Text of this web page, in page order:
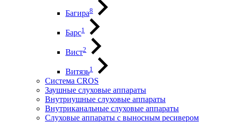
Багира8
Барс1
Вист2
Витязь1
Система CROS
Заушные слуховые аппараты
Внутриушные слуховые аппараты
Внутриканальные слуховые аппараты
Слуховые аппараты с выносным ресивером